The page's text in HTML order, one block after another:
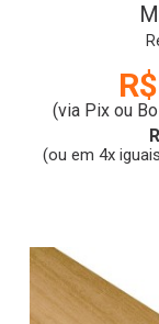
(via Pix ou
(ou em 4x